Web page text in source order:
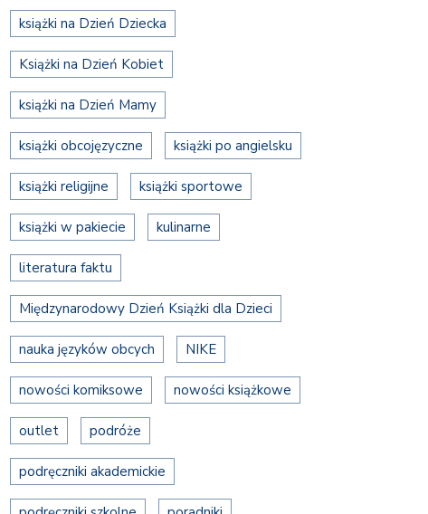
książki na Dzień Dziecka
Książki na Dzień Kobiet
książki na Dzień Mamy
książki obcojęzyczne książki po angielsku
książki religijne książki sportowe
książki w pakiecie kulinarne
literatura faktu
Międzynarodowy Dzień Książki dla Dzieci
nauka języków obcych NIKE
nowości komiksowe nowości książkowe
outlet podróże
podręczniki akademickie